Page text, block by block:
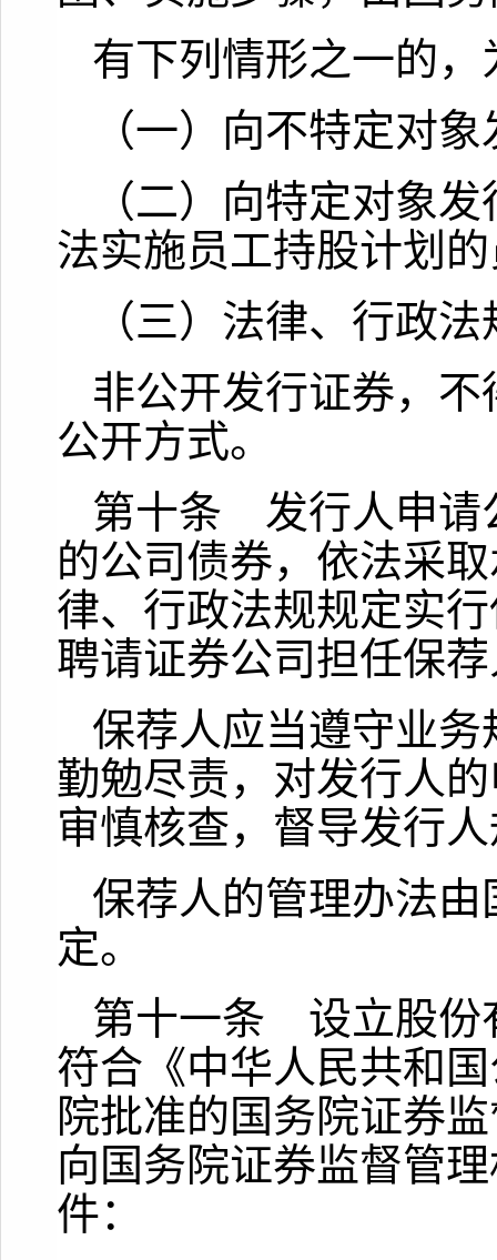
有下列情形之一的，
（一）向不特定对
（二）向特定对象
法实施员工持股计划
（三）法律、行政
非公开发行证券，
公开方式。
第十条 发行人申请
的公司债券，依法采
律、行政法规规定实
聘请证券公司担任保
保荐人应当遵守业
勤勉尽责，对发行人
审慎核查，督导发行
保荐人的管理办法
定。
第十一条 设立股份
符合《中华人民共和
院批准的国务院证券
向国务院证券监督管
件：